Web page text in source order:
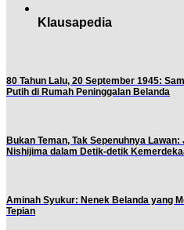
Klausapedia
80 Tahun Lalu, 20 September 1945:
Putih di Rumah Peninggalan Belanda
Bukan Teman, Tak Sepenuhnya
Nishijima dalam Detik-detik
Aminah Syukur: Nenek Belanda yang
Tepian